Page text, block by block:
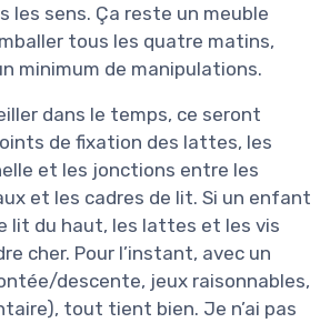
les sens. Ça reste un meuble
tous les quatre matins,
minimum de manipulations.
dans le temps, ce seront
de fixation des lattes, les
et les jonctions entre les
et les cadres de lit. Si un enfant
lit du haut, les lattes et les vis
cher. Pour l’instant, avec un
descente, jeux raisonnables,
tout tient bien. Je n’ai pas